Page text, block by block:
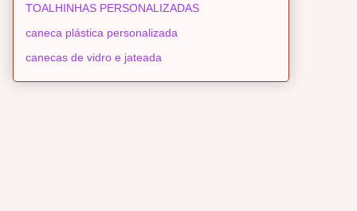
TOALHINHAS PERSONALIZADAS
caneca plástica personalizada
canecas de vidro e jateada